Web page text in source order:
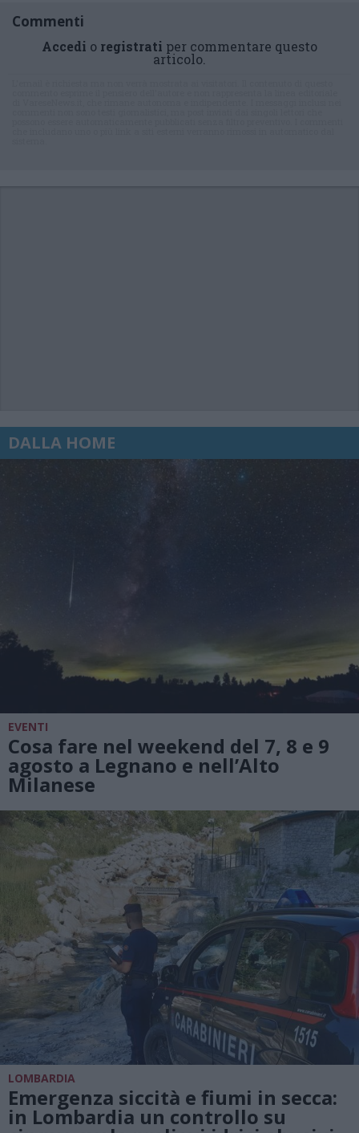
Commenti
Accedi o registrati per commentare questo
articolo.
DALLA HOME
EVENTI
Cosa fare nel weekend del 7, 8 e 9
agosto a Legnano e nell’Alto
Milanese
LOMBARDIA
Emergenza siccità e fiumi in secca:
in Lombardia un controllo su